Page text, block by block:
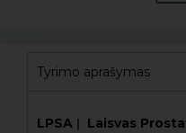
Tyrimo aprašymas
LPSA |
Laisvas